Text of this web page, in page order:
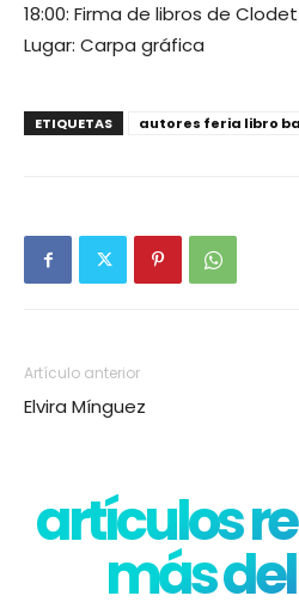
18:00: Firma de libros de
Lugar: Carpa gráfica
ETIQUETAS autores feria libro
Artículo anterior
Elvira Mínguez
artículos
más